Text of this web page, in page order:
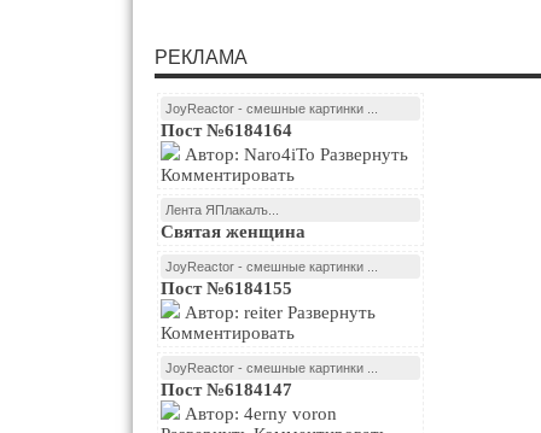
РЕКЛАМА
JoyReactor - смешные картинки ...
Пост №6184164
Комментировать
Лента ЯПлакалъ...
Святая женщина
JoyReactor - смешные картинки ...
Пост №6184155
Комментировать
JoyReactor - смешные картинки ...
Пост №6184147